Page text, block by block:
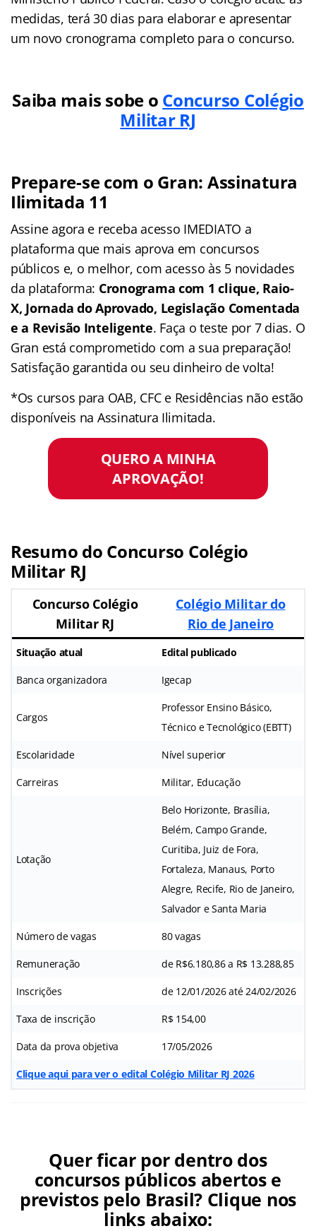
medidas, terá 30 dias para elaborar e apresentar
um novo cronograma completo para o concurso.
Saiba mais sobe o Concurso Colégio
Militar RJ
Prepare-se com o Gran: Assinatura
Ilimitada 11
Assine agora e receba acesso IMEDIATO a
plataforma que mais aprova em concursos
públicos e, o melhor, com acesso às 5 novidades
da plataforma: Cronograma com 1 clique, Raio-
X, Jornada do Aprovado, Legislação Comentada
e a Revisão Inteligente. Faça o teste por 7 dias. O
Gran está comprometido com a sua preparação!
Satisfação garantida ou seu dinheiro de volta!
*Os cursos para OAB, CFC e Residências não estão
disponíveis na Assinatura Ilimitada.
QUERO A MINHA
APROVAÇÃO!
Resumo do Concurso Colégio
Militar RJ
Concurso Colégio
Militar RJ
Colégio Militar do
Rio de Janeiro
Situação atual Edital publicado
Banca organizadora Igecap
Cargos
Professor Ensino Básico,
Técnico e Tecnológico (EBTT)
Escolaridade Nível superior
Carreiras Militar, Educação
Lotação
Belo Horizonte, Brasília,
Belém, Campo Grande,
Curitiba, Juiz de Fora,
Fortaleza, Manaus, Porto
Alegre, Recife, Rio de Janeiro,
Salvador e Santa Maria
Número de vagas 80 vagas
Remuneração de R$6.180,86 a R$ 13.288,85
Inscrições de 12/01/2026 até 24/02/2026
Taxa de inscrição R$ 154,00
Data da prova objetiva 17/05/2026
Clique aqui para ver o edital Colégio Militar RJ 2026
Quer ficar por dentro dos
concursos públicos abertos e
previstos pelo Brasil? Clique nos
links abaixo: